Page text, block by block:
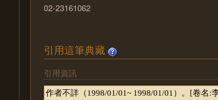
02-23161062
引用這筆典藏
引用資訊